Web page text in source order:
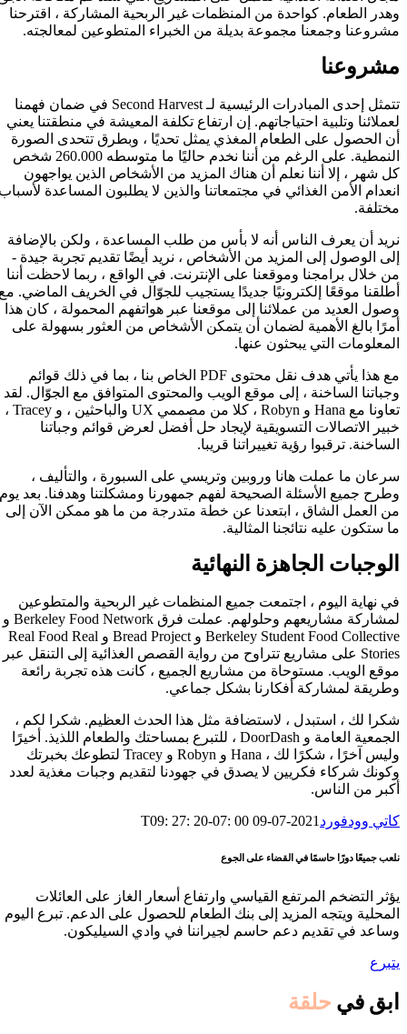
وهدر الطعام. كواحدة من المنظمات غير الربحية المشاركة ، اقترحنا
مشروعنا وجمعنا مجموعة بديلة من الخبراء المتطوعين لمعالجته.
مشروعنا
تتمثل إحدى المبادرات الرئيسية لـ Second Harvest في ضمان فهمنا
لعملائنا وتلبية احتياجاتهم. إن ارتفاع تكلفة المعيشة في منطقتنا يعني
أن الحصول على الطعام المغذي يمثل تحديًا ، وبطرق تتحدى الصورة
النمطية. على الرغم من أننا نخدم حاليًا ما متوسطه 260.000 شخص
كل شهر ، إلا أننا نعلم أن هناك المزيد من الأشخاص الذين يواجهون
انعدام الأمن الغذائي في مجتمعاتنا والذين لا يطلبون المساعدة
مختلفة.
نريد أن يعرف الناس أنه لا بأس من طلب المساعدة ، ولكن بالإضافة
إلى الوصول إلى المزيد من الأشخاص ، نريد أيضًا تقديم تجربة جيدة -
من خلال برامجنا وموقعنا على الإنترنت. في الواقع ، ربما لاحظت أننا
أطلقنا موقعًا إلكترونيًا جديدًا يستجيب للجوّال في الخريف الماضي.
وصول العديد من عملائنا إلى موقعنا عبر هواتفهم المحمولة ، كان هذا
أمرًا بالغ الأهمية لضمان أن يتمكن الأشخاص من العثور بسهولة على
المعلومات التي يبحثون عنها.
مع هذا يأتي هدف نقل محتوى PDF الخاص بنا ، بما في ذلك قوائم
وجباتنا الساخنة ، إلى موقع الويب والمحتوى المتوافق مع الجوّال. لقد
تعاونا مع Hana و Robyn ، كلا من مصممي UX والباحثين ، و Tracey ،
خبير الاتصالات التسويقية لإيجاد حل أفضل لعرض قوائم وجباتنا
الساخنة. ترقبوا رؤية تغييراتنا قريبا.
سرعان ما عملت هانا وروبين وتريسي على السبورة ، والتأليف ،
وطرح جميع الأسئلة الصحيحة لفهم جمهورنا ومشكلتنا وهدفنا. بعد يوم
من العمل الشاق ، ابتعدنا عن خطة متدرجة من ما هو ممكن الآن إلى
ما ستكون عليه نتائجنا المثالية.
الوجبات الجاهزة النهائية
في نهاية اليوم ، اجتمعت جميع المنظمات غير الربحية والمتطوعين
لمشاركة مشاريعهم وحلولهم. عملت فرق Berkeley Food Network و
Berkeley Student Food Collective و Bread Project و Real Food Real
Stories على مشاريع تتراوح من رواية القصص الغذائية إلى التنقل عبر
موقع الويب. مستوحاة من مشاريع الجميع ، كانت هذه تجربة رائعة
وطريقة لمشاركة أفكارنا بشكل جماعي.
شكرا لك ، استبدل ، لاستضافة مثل هذا الحدث العظيم. شكرا لكم ،
الجمعية العامة و DoorDash ، للتبرع بمساحتك والطعام اللذيذ. أخيرًا
وليس آخرًا ، شكرًا لك ، Hana و Robyn و Tracey لتطوعك بخبرتك
وكونك شركاء فكريين لا يصدق في جهودنا لتقديم وجبات مغذية لعدد
أكبر من الناس.
كاتي وودفورد 2021-07-09 T09: 27: 20-07: 00
نلعب جميعًا دورًا حاسمًا في القضاء على الجوع
يؤثر التضخم المرتفع القياسي وارتفاع أسعار الغاز على العائلات
المحلية ويتجه المزيد إلى بنك الطعام للحصول على الدعم. تبرع اليوم
وساعد في تقديم دعم حاسم لجيراننا في وادي السيليكون.
يتبرع
ابق في حلقة